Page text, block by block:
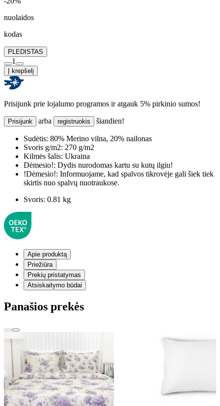
nuolaidos
kodas
PLEDISTAS
1
Į krepšelį
Prisijunk prie lojalumo programos ir atgauk 5% pirkinio sumos!
Prisijunk arba registruokis šiandien!
Sudėtis: 80% Merino vilna, 20% nailonas
Svoris g/m2: 270 g/m2
Kilmės šalis: Ukraina
Dėmesio!: Dydis nurodomas kartu su kutų ilgiu!
!Dėmesio!: Informuojame, kad spalvos tikrovėje gali šiek tiek
skirtis nuo spalvų nuotraukose.
Svoris: 0.81 kg
Apie produktą
Priežiūra
Prekių pristatymas
Atsiskaitymo būdai
Panašios prekės